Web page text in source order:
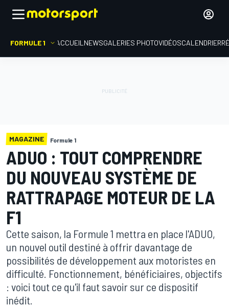
FORMULE 1 ACCUEIL NEWSGALERIES PHOTOVIDÉOSCALENDRIER
MAGAZINE Formule 1
ADUO : TOUT COMPRENDRE
DU NOUVEAU SYSTÈME DE
RATTRAPAGE MOTEUR DE LA
F1
Cette saison, la Formule 1 mettra en place l'ADUO,
un nouvel outil destiné à offrir davantage de
possibilités de développement aux motoristes en
difficulté. Fonctionnement, bénéficiaires, objectifs
: voici tout ce qu'il faut savoir sur ce dispositif
inédit.